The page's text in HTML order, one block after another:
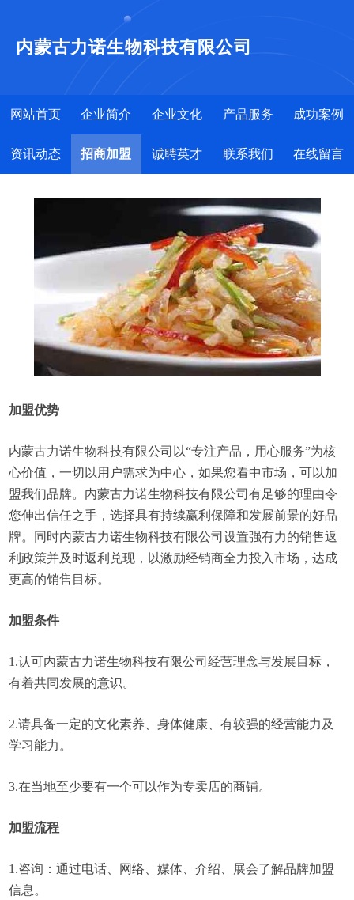
内蒙古力诺生物科技有限公司
网站首页 企业简介 企业文化 产品服务 成功案例
资讯动态 招商加盟 诚聘英才 联系我们 在线留言
加盟优势
内蒙古力诺生物科技有限公司以“专注产品，用心服务”为核
心价值，一切以用户需求为中心，如果您看中市场，可以加
盟我们品牌。内蒙古力诺生物科技有限公司有足够的理由令
您伸出信任之手，选择具有持续赢利保障和发展前景的好品
牌。同时内蒙古力诺生物科技有限公司设置强有力的销售返
利政策并及时返利兑现，以激励经销商全力投入市场，达成
更高的销售目标。
加盟条件
1.认可内蒙古力诺生物科技有限公司经营理念与发展目标，
有着共同发展的意识。
2.请具备一定的文化素养、身体健康、有较强的经营能力及
学习能力。
3.在当地至少要有一个可以作为专卖店的商铺。
加盟流程
1.咨询：通过电话、网络、媒体、介绍、展会了解品牌加盟
信息。